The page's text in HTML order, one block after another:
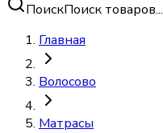
ПоискПоиск товаров...
Главная
Волосово
Матрасы